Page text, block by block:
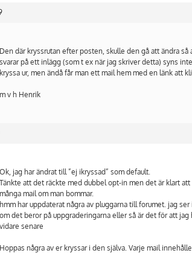
Den där kryssrutan efter posten, skulle den gå att ändra
svarar på ett inlägg (som t ex när jag skriver detta) syns
kryssa ur, men ändå får man ett mail hem med en länk att
m v h Henrik
Ok, jag har ändrat till ”ej ikryssad” som default.
Tänkte att det räckte med dubbel opt-in men det är klart
många mail om man bommar.
hmm har uppdaterat några av pluggarna till forumet. jag
om det beror på uppgraderingarna eller så är det för att
vidare senare
Hoppas några av er kryssar i den själva. Varje mail